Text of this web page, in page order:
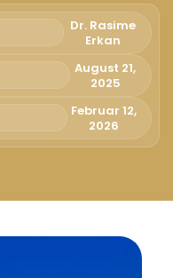
Italiano
Română
Български
Dr. Rasime
Erkan
August 21,
2025
Februar 12,
2026